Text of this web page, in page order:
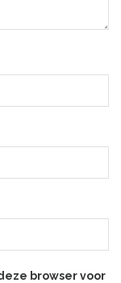
browser voor